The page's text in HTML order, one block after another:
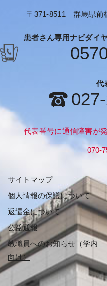
〒371-8511 群馬県前
患者さん専用ナビダイ
代
代表番号に通信障害が
070-
サイトマップ
個人情報の保護について
返還金について
公益通報
教職員へのお知らせ（学内
向け）